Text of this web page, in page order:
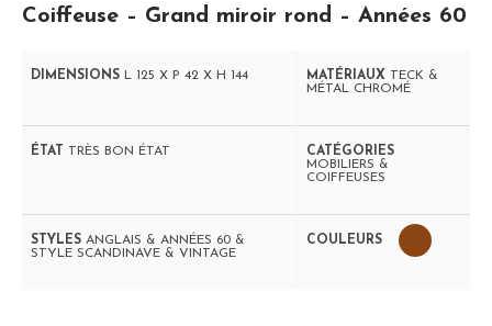
Coiffeuse – Grand miroir rond – Années 60
DIMENSIONS L 125 X P 42 X H 144 MATÉRIAUX TECK &
MÉTAL CHROMÉ
ÉTAT TRÈS BON ÉTAT
CATÉGORIES
MOBILIERS &
COIFFEUSES
STYLES ANGLAIS & ANNÉES 60 &
STYLE SCANDINAVE & VINTAGE
COULEURS